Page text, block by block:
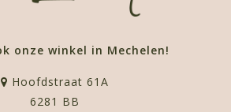
onze winkel in Mechelen!
Hoofdstraat 61A
6281 BB